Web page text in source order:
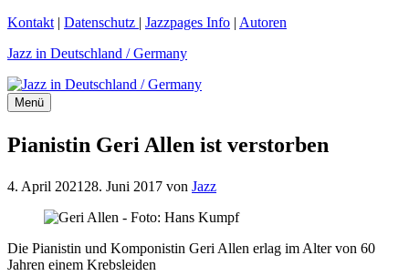
Zum
springen
Kontakt | Datenschutz | Jazzpages Info | Autoren
Jazz in Deutschland / Germany
Menü
Pianistin Geri Allen ist verstorben
4. April 2021 28. Juni 2017 von Jazz
Die Pianistin und Komponistin Geri Allen erlag im Alter von 60
Jahren einem Krebsleiden